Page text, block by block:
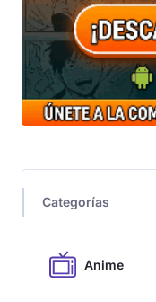
Categorías
Anime